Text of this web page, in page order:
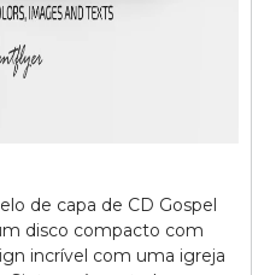
de capa de CD Gospel
disco compacto com
incrível com uma igreja